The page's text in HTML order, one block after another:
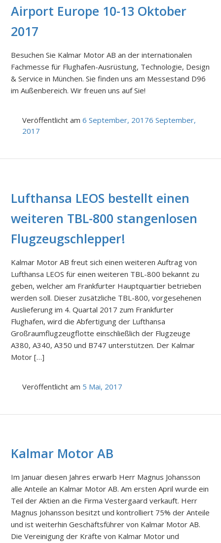
Airport Europe 10-13 Oktober
2017
Besuchen Sie Kalmar Motor AB an der internationalen
Fachmesse für Flughafen-Ausrüstung, Technologie, Design
& Service in München. Sie finden uns am Messestand D96
im Außenbereich. Wir freuen uns auf Sie!
Veröffentlicht am 6 September, 20176 September,
2017
Lufthansa LEOS bestellt einen
weiteren TBL-800 stangenlosen
Flugzeugschlepper!
Kalmar Motor AB freut sich einen weiteren Auftrag von
Lufthansa LEOS für einen weiteren TBL-800 bekannt zu
geben, welcher am Frankfurter Hauptquartier betrieben
werden soll. Dieser zusätzliche TBL-800, vorgesehenen
Auslieferung im 4. Quartal 2017 zum Frankfurter
Flughafen, wird die Abfertigung der Lufthansa
Großraumflugzeugflotte einschließlich der Flugzeuge
A380, A340, A350 und B747 unterstützen. Der Kalmar
Motor […]
Veröffentlicht am 5 Mai, 2017
Kalmar Motor AB
Im Januar diesen Jahres erwarb Herr Magnus Johansson
alle Anteile an Kalmar Motor AB. Am ersten April wurde ein
Teil der Aktien an die Firma Vestergaard verkauft. Herr
Magnus Johansson besitzt und kontrolliert 75% der Anteile
und ist weiterhin Geschäftsführer von Kalmar Motor AB.
Die Vereinigung der Kräfte von Kalmar Motor und